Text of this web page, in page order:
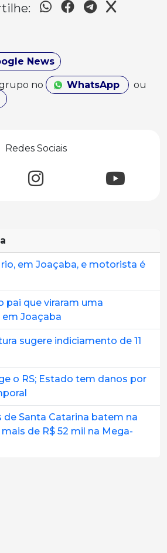
News
no WhatsApp
ou
Redes Sociais
em Joaçaba, e motorista é
pai que viraram uma
Joaçaba
sugere indiciamento de 11
o RS; Estado tem danos por
de Santa Catarina batem na
de R$ 52 mil na Mega-